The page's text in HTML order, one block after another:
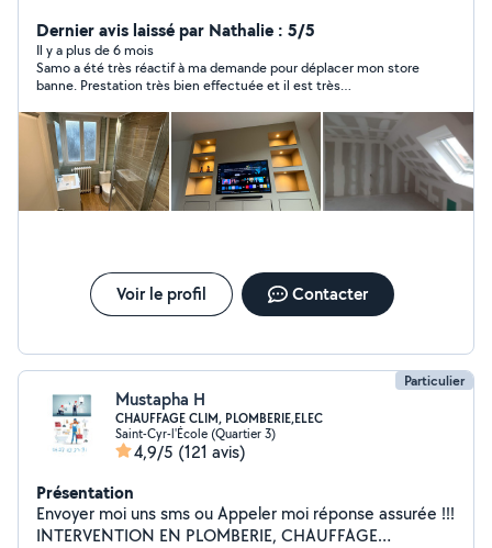
décennale. Chantier propre, devis rapide et suivi sérieux
du projet.
Dernier avis laissé par Nathalie : 5/5
Il y a plus de 6 mois
Samo a été très réactif à ma demande pour déplacer mon store
banne. Prestation très bien effectuée et il est très
Voir le profil Contacter
Particulier
Mustapha H
CHAUFFAGE CLIM, PLOMBERIE,ELEC
Saint-Cyr-l'École (Quartier 3)
4,9/5 (121 avis)
Présentation
Envoyer moi uns sms ou Appeler moi réponse assurée !!!
INTERVENTION EN PLOMBERIE, CHAUFFAGE